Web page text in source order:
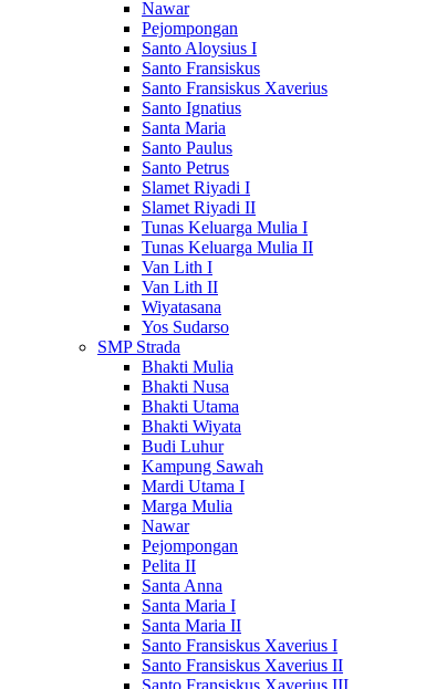
Nawar
Pejompongan
Santo Aloysius I
Santo Fransiskus
Santo Fransiskus Xaverius
Santo Ignatius
Santa Maria
Santo Paulus
Santo Petrus
Slamet Riyadi I
Slamet Riyadi II
Tunas Keluarga Mulia I
Tunas Keluarga Mulia II
Van Lith I
Van Lith II
Wiyatasana
Yos Sudarso
SMP Strada
Bhakti Mulia
Bhakti Nusa
Bhakti Utama
Bhakti Wiyata
Budi Luhur
Kampung Sawah
Mardi Utama I
Marga Mulia
Nawar
Pejompongan
Pelita II
Santa Anna
Santa Maria I
Santa Maria II
Santo Fransiskus Xaverius I
Santo Fransiskus Xaverius II
Santo Fransiskus Xaverius III